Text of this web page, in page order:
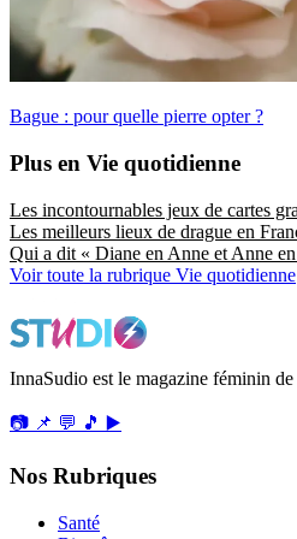
Bague : pour quelle pierre opter ?
Plus en Vie quotidienne
Les incontournables jeux de cartes
Les meilleurs lieux de drague en
Qui a dit « Diane en Anne et Anne
Voir toute la rubrique Vie quotidienne
InnaSudio est le magazine féminin
📷 📌 💬 🎵 ▶️
Nos Rubriques
Santé